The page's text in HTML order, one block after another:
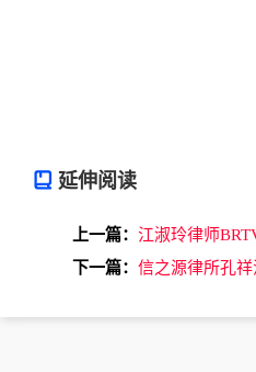
延伸阅读
上一篇： 江淑玲律师
下一篇： 信之源律所孔